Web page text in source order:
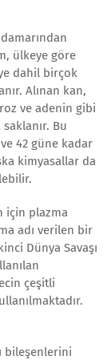
damarından
ülkeye göre
dahil birçok
Alınan kan,
ve adenin gibi
Bu
42 güne kadar
kimyasallar da
için plazma
adı verilen bir
Dünya Savaşı
çeşitli
bileşenlerini